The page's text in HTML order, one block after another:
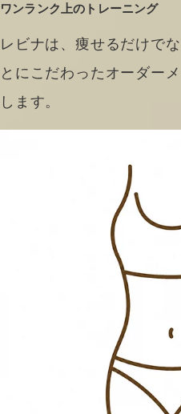
ワンランク上のトレーニング
レビナは、痩せるだけで
とにこだわったオーダー
します。